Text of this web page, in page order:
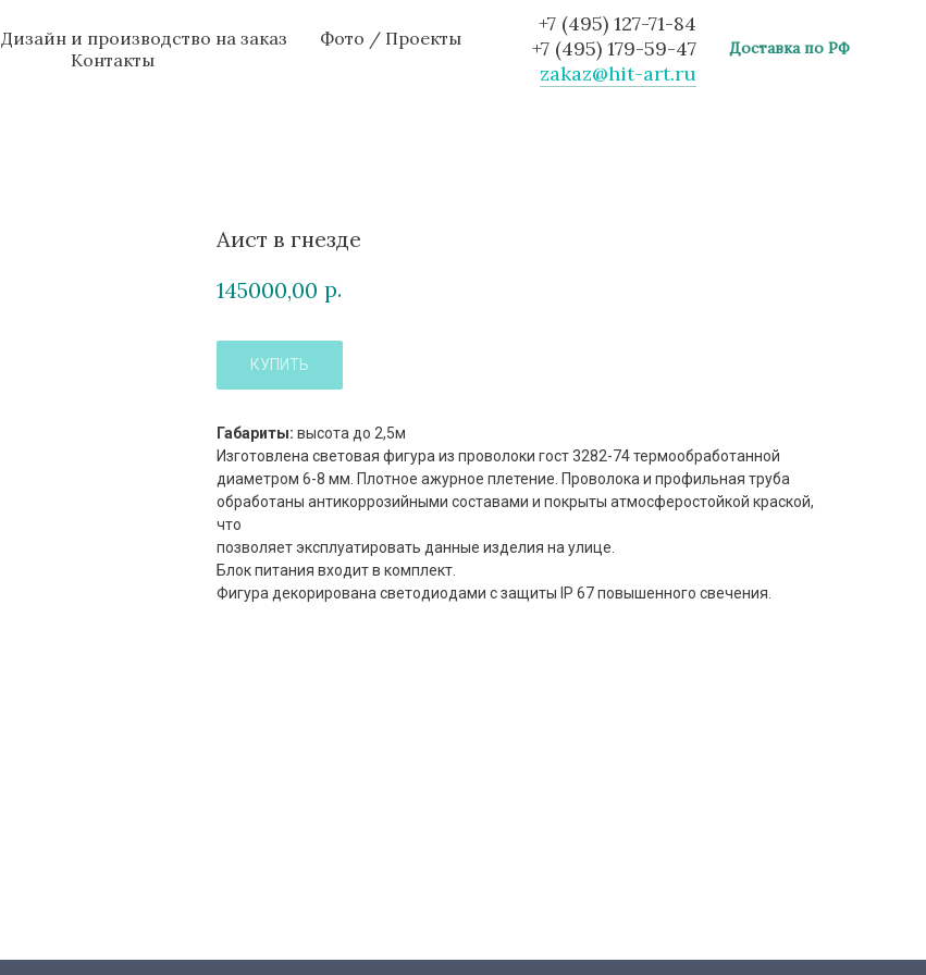
Дизайн и производство на заказ
Фото / Проекты
Контакты
+7 (495) 127-71-84
+7 (495) 179-59-47
zakaz@hit-art.ru
Доставка по РФ
Аист в гнезде
145000,00 р.
КУПИТЬ
Габариты: высота до 2,5м
Изготовлена световая фигура из проволоки гост 3282-74 термообработанной
диаметром 6-8 мм. Плотное ажурное плетение. Проволока и профильная труба
обработаны антикоррозийными составами и покрыты атмосферостойкой краской,
что
позволяет эксплуатировать данные изделия на улице.
Блок питания входит в комплект.
Фигура декорирована светодиодами с защиты IP 67 повышенного свечения.